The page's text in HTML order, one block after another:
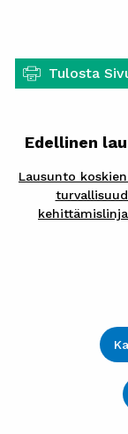
Tulosta
Edellinen
Lausunto